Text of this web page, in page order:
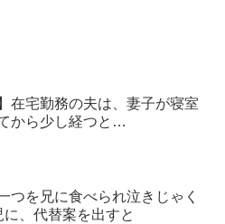
在宅勤務の夫は、妻子が寝室
から少し経つと…
つを兄に食べられ泣きじゃく
に、代替案を出すと